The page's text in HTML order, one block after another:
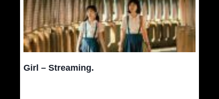
Girl – Streaming.